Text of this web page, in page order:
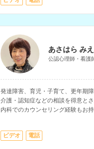
あさはら みえ
公認心理師・看護
発達障害、育児・子育て、更年期
介護・認知症などの相談を得意と
内科でのカウンセリング経験もお
ビデオ 電話